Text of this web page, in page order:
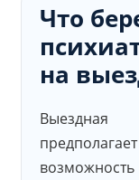
Что
на
Выездная